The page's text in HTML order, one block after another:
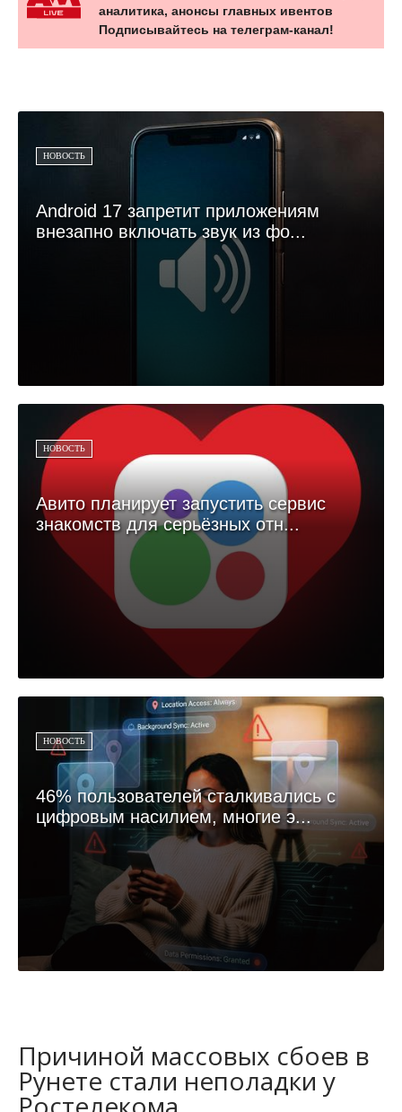
аналитика, анонсы главных ивентов
Подписывайтесь на телеграм-канал!
НОВОСТЬ
Android 17 запретит приложениям
внезапно включать звук из фо...
НОВОСТЬ
Авито планирует запустить сервис
знакомств для серьёзных отн...
НОВОСТЬ
46% пользователей сталкивались с
цифровым насилием, многие э...
Причиной массовых сбоев в
Рунете стали неполадки у